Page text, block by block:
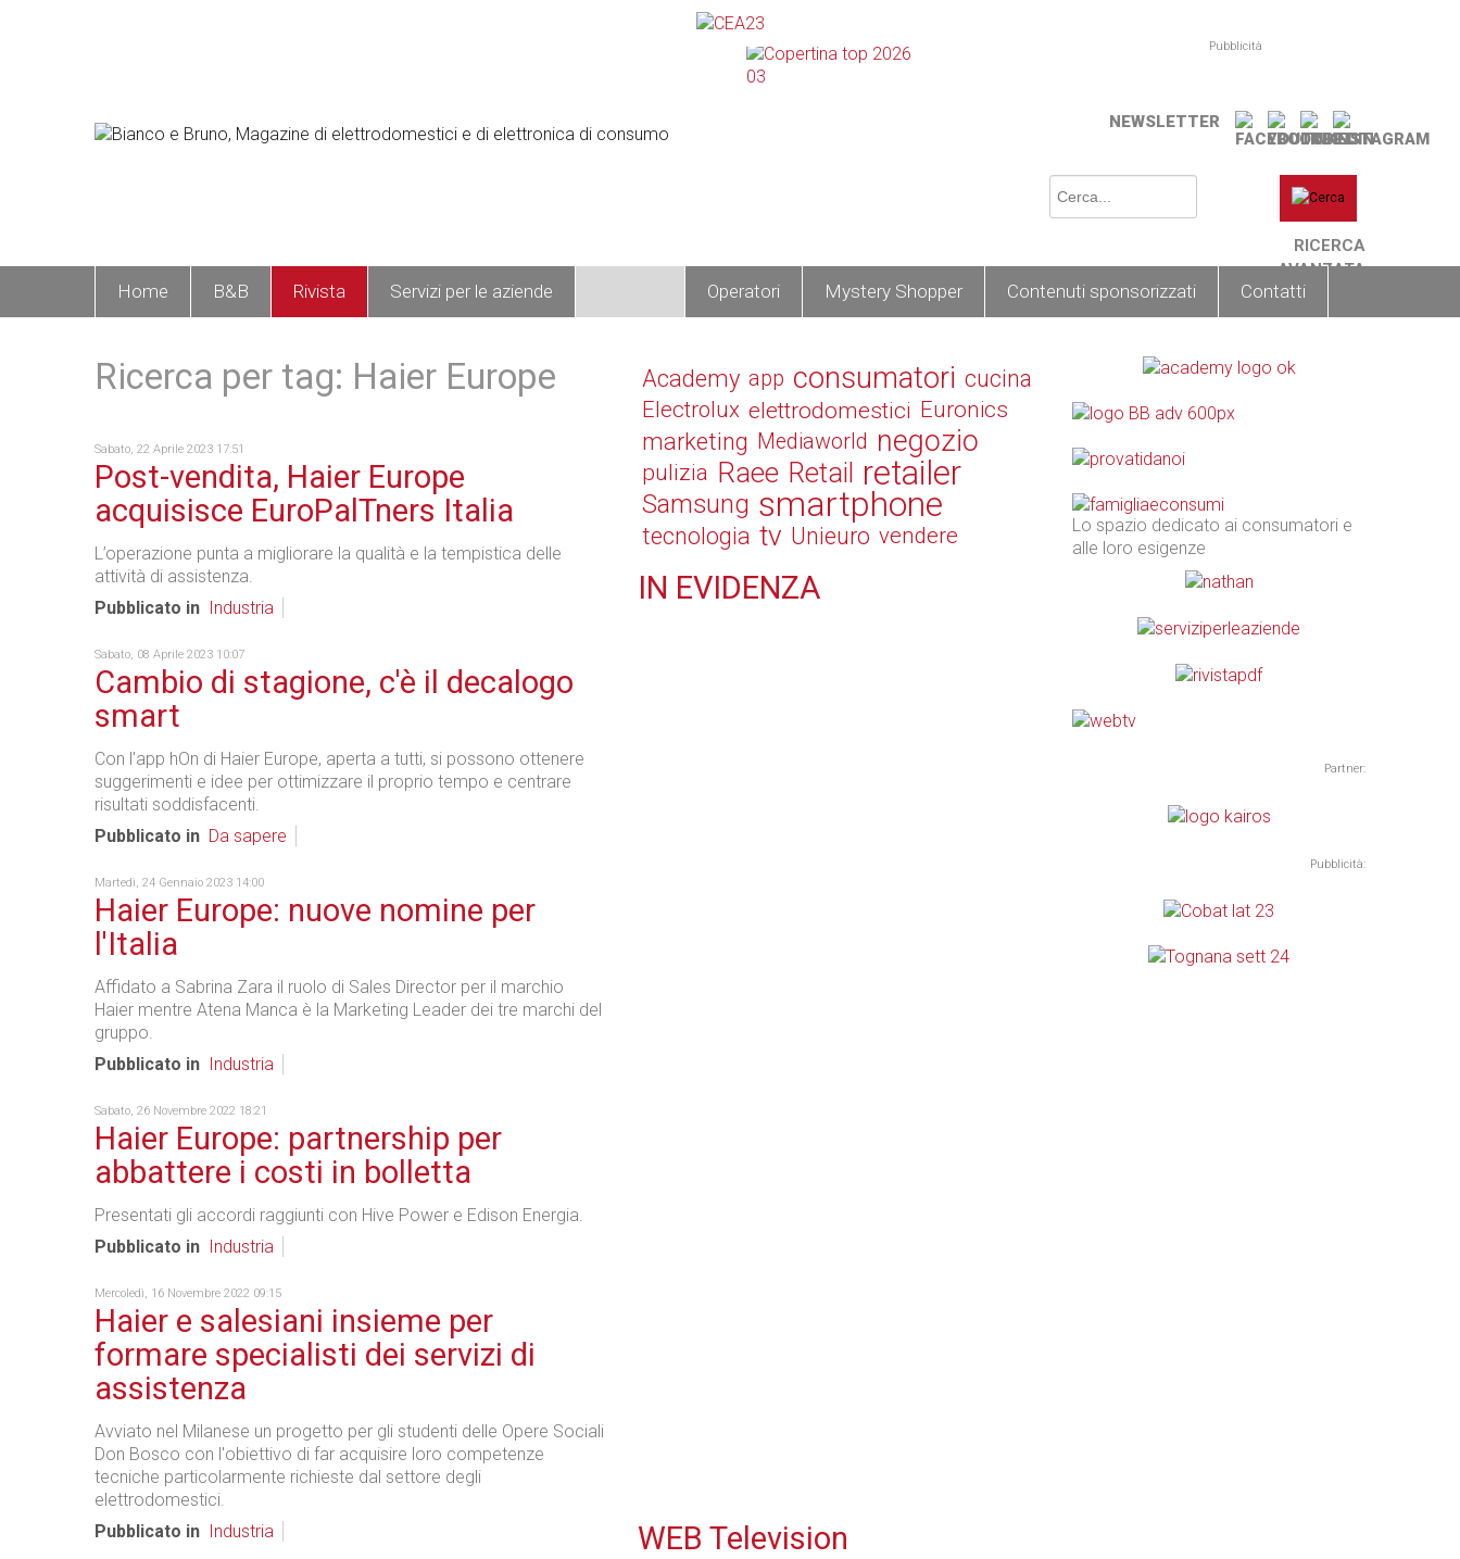
Pubblicità
NEWSLETTER
RICERCA
AVANZATA
Home B&B Rivista Servizi per le aziende Operatori Mystery Shopper Contenuti sponsorizzati Contatti
Ricerca per tag: Haier Europe
Sabato, 22 Aprile 2023 17:51
Post-vendita, Haier Europe
acquisisce EuroPalTners Italia
L’operazione punta a migliorare la qualità e la tempistica delle
attività di assistenza.
Pubblicato in
Industria
Sabato, 08 Aprile 2023 10:07
Cambio di stagione, c'è il decalogo
smart
Con l'app hOn di Haier Europe, aperta a tutti, si possono ottenere
suggerimenti e idee per ottimizzare il proprio tempo e centrare
risultati soddisfacenti.
Pubblicato in Da sapere
Martedì, 24 Gennaio 2023 14:00
Haier Europe: nuove nomine per
l'Italia
Affidato a Sabrina Zara il ruolo di Sales Director per il marchio
Haier mentre Atena Manca è la Marketing Leader dei tre marchi del
gruppo.
Pubblicato in
Industria
Sabato, 26 Novembre 2022 18:21
Haier Europe: partnership per
abbattere i costi in bolletta
Presentati gli accordi raggiunti con Hive Power e Edison Energia.
Pubblicato in
Industria
Mercoledì, 16 Novembre 2022 09:15
Haier e salesiani insieme per
formare specialisti dei servizi di
assistenza
Avviato nel Milanese un progetto per gli studenti delle Opere Sociali
Don Bosco con l'obiettivo di far acquisire loro competenze
tecniche particolarmente richieste dal settore degli
elettrodomestici.
Pubblicato in
Industria
Academy app consumatori cucina
Electrolux elettrodomestici Euronics
marketing Mediaworld negozio
pulizia Raee Retail retailer
Samsung smartphone
tecnologia tv Unieuro vendere
IN EVIDENZA
WEB Television
Lo spazio dedicato ai consumatori e
alle loro esigenze
Partner:
Pubblicità: